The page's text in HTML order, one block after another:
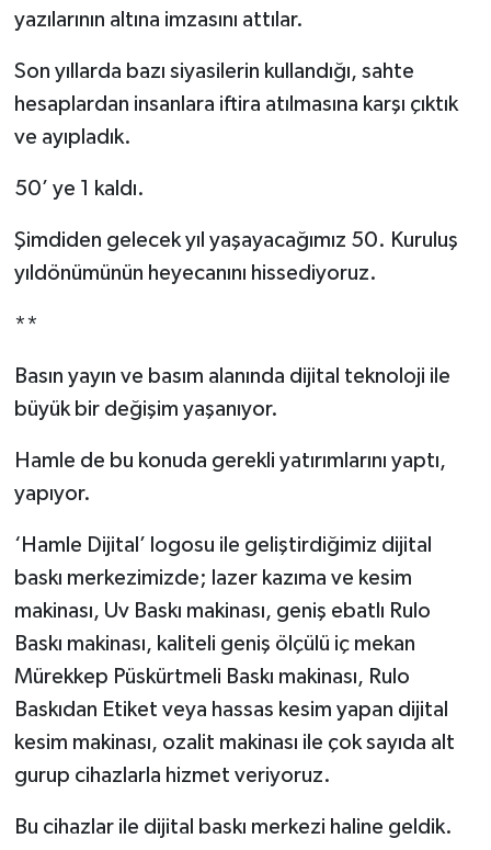
yazılarının altına imzasını attılar.
Son yıllarda bazı siyasilerin kullandığı, sahte
hesaplardan insanlara iftira atılmasına karşı çıktık
ve ayıpladık.
50’ ye 1 kaldı.
Şimdiden gelecek yıl yaşayacağımız 50. Kuruluş
yıldönümünün heyecanını hissediyoruz.
**
Basın yayın ve basım alanında dijital teknoloji ile
büyük bir değişim yaşanıyor.
Hamle de bu konuda gerekli yatırımlarını yaptı,
yapıyor.
‘Hamle Dijital’ logosu ile geliştirdiğimiz dijital
baskı merkezimizde; lazer kazıma ve kesim
makinası, Uv Baskı makinası, geniş ebatlı Rulo
Baskı makinası, kaliteli geniş ölçülü iç mekan
Mürekkep Püskürtmeli Baskı makinası, Rulo
Baskıdan Etiket veya hassas kesim yapan dijital
kesim makinası, ozalit makinası ile çok sayıda alt
gurup cihazlarla hizmet veriyoruz.
Bu cihazlar ile dijital baskı merkezi haline geldik.